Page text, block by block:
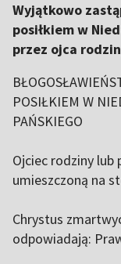
Wyjątkowo
posiłkiem w
przez ojca
POSIŁKIEM W
PAŃSKIEGO
Ojciec rodziny lub
umieszczoną na
Chrystus
odpowiadają: